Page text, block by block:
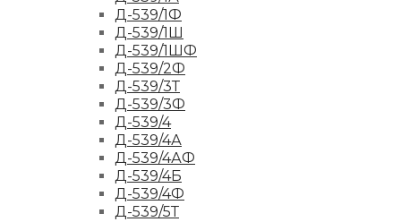
Д-539/1Ф
Д-539/1Ш
Д-539/1ШФ
Д-539/2Ф
Д-539/3Т
Д-539/3Ф
Д-539/4
Д-539/4А
Д-539/4АФ
Д-539/4Б
Д-539/4Ф
Д-539/5Т